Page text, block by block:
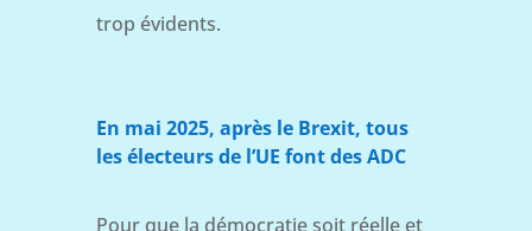
trop évidents.
En mai 2025, après le Brexit, tous
les électeurs de l’UE font des ADC
Pour que la démocratie soit réelle et